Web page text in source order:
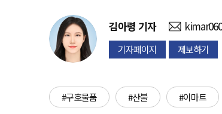
김아령 기자
기자페이지 제보하기
#구호물품 #산불 #이마트